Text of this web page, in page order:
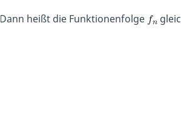
Dann heißt die Funktionenfolge